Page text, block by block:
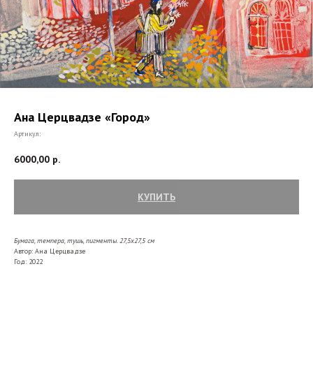
Ана Церцвадзе «Город»
Артикул:
6000,00 р.
КУПИТЬ
Бумага, темпера, тушь, пигменты. 27,5х27,5 см
Автор: Ана Церцвадзе
Год: 2022